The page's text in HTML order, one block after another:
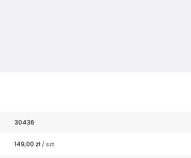
30436
149,00 zł / szt.